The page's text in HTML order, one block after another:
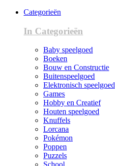
Categorieën
In Categorieën
Baby speelgoed
Boeken
Bouw en Constructie
Buitenspeelgoed
Elektronisch speelgoed
Games
Hobby en Creatief
Houten speelgoed
Knuffels
Lorcana
Pokémon
Poppen
Puzzels